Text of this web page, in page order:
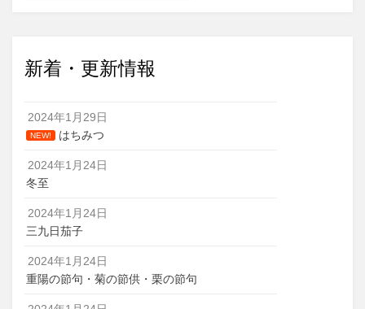
新着・更新情報
2024年1月29日
NEW! はちみつ
2024年1月24日
冬至
2024年1月24日
三九日茄子
2024年1月24日
重陽の節句・菊の節供・栗の節句